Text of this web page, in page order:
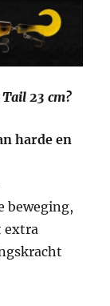
23 cm?
harde en
beweging,
extra